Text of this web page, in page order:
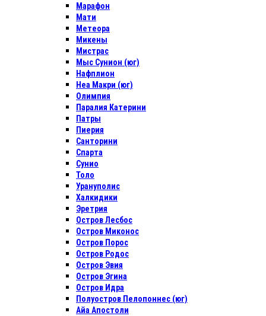
Марафон
Мати
Метеора
Микены
Мистрас
Мыс Сунион (юг)
Нафплион
Неа Макри (юг)
Олимпия
Паралия Катерини
Патры
Пиерия
Санторини
Спарта
Сунио
Толо
Урануполис
Халкидики
Эретрия
Остров Лесбос
Остров Миконос
Остров Порос
Остров Родос
Остров Эвия
Остров Эгина
Остров Идра
Полуостров Пелопоннес (юг)
Айа Апостоли